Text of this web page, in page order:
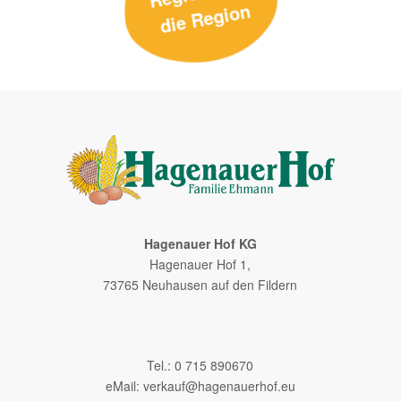
n
Hagenauer Hof KG
Hagenauer Hof 1,
73765 Neuhausen auf den Fildern
Tel.: 0 715 890670
eMail: verkauf@hagenauerhof.eu